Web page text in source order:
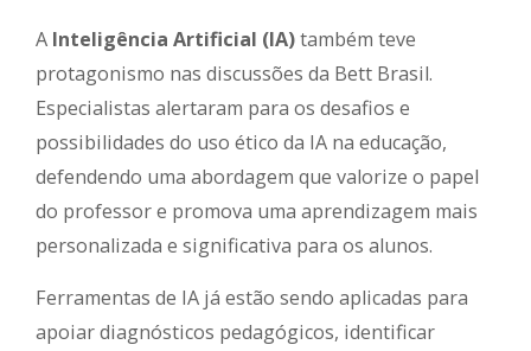
A Inteligência Artificial (IA)também teve
protagonismo nas discussões da Bett Brasil.
Especialistas alertaram para os desafios e
possibilidades do uso ético da IA na educação,
defendendo uma abordagem que valorize o papel
do professor e promova uma aprendizagem mais
personalizada e significativa para os alunos.
Ferramentas de IA já estão sendo aplicadas para
apoiar diagnósticos pedagógicos, identificar